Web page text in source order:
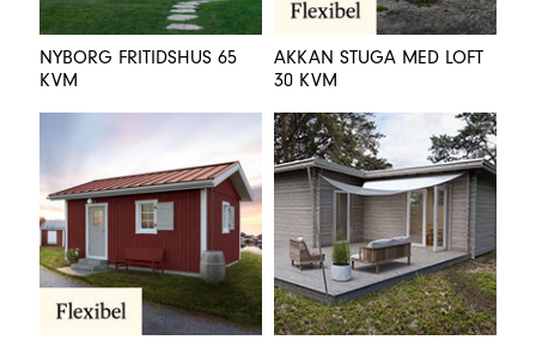
NYBORG FRITIDSHUS 65
KVM
AKKAN STUGA MED LOFT
30 KVM